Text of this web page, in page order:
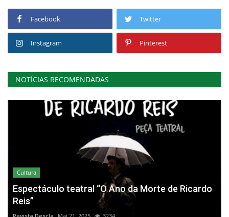
Facebook Twitter
Instagram Pinterest
NOTÍCIAS RECOMENDADAS
Cultura
Espectáculo teatral “O Ano da Morte de Ricardo
Reis”